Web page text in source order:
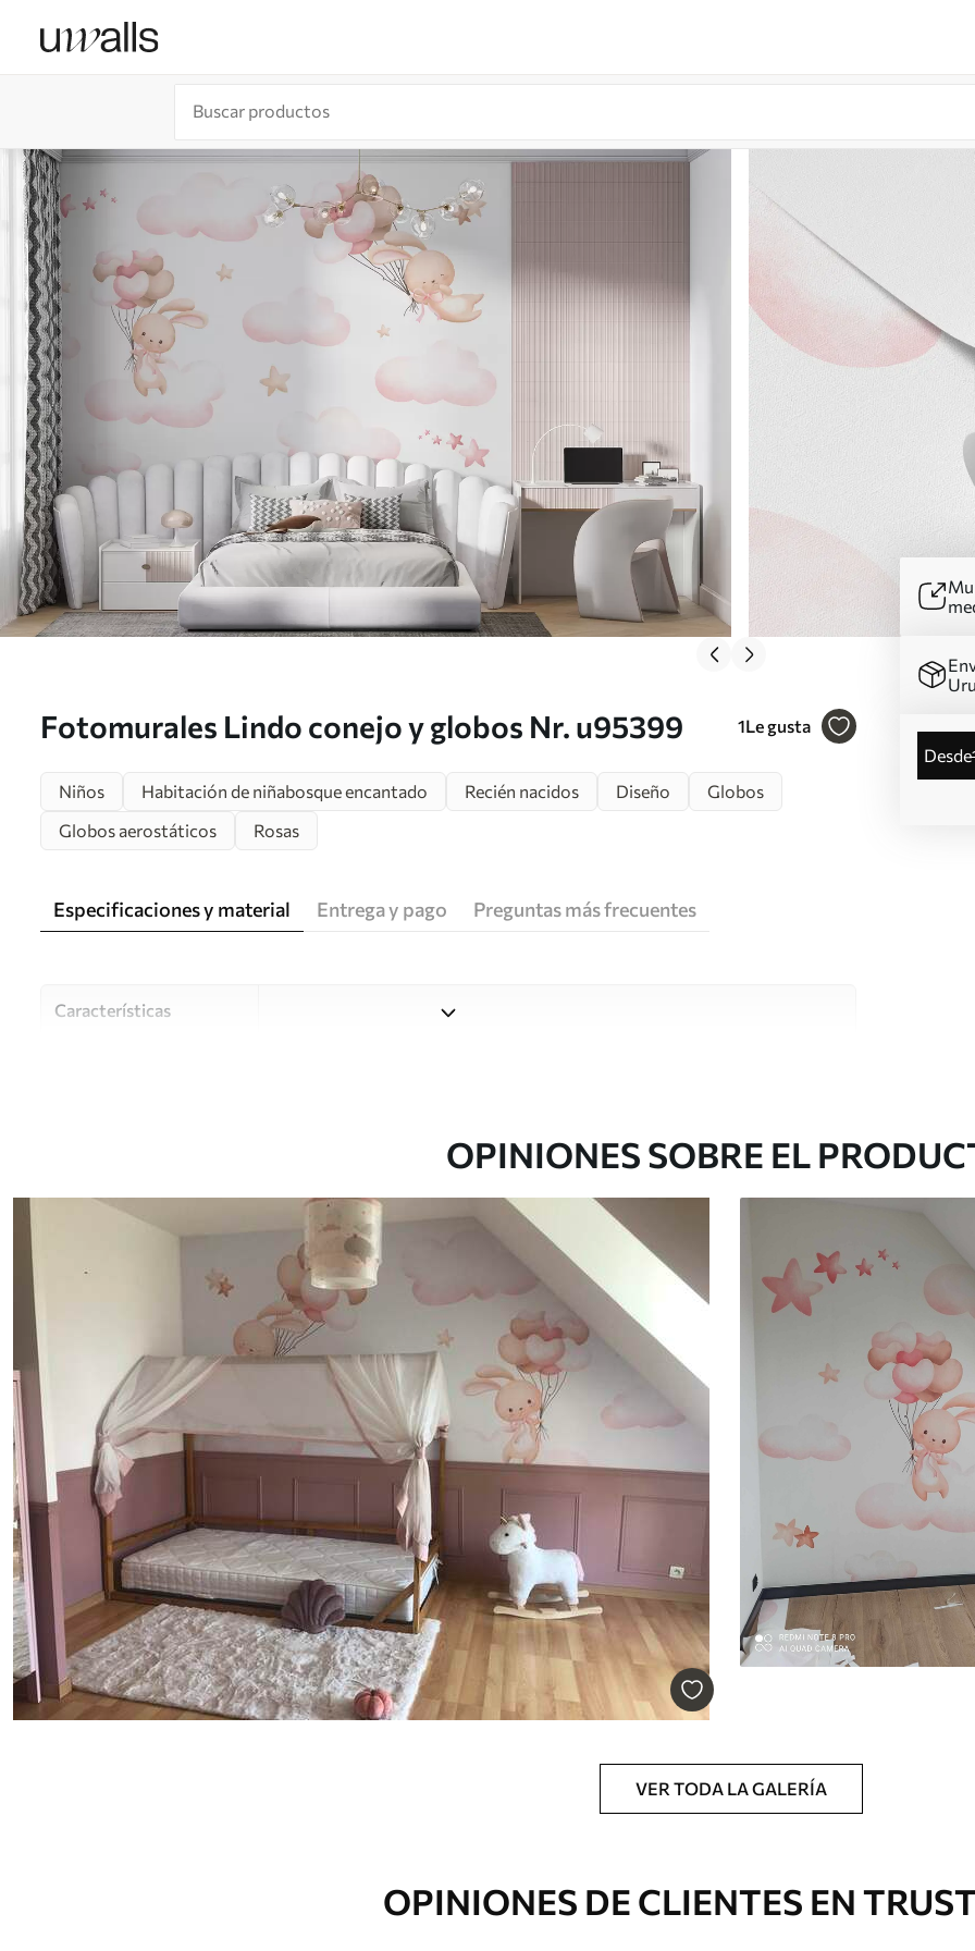
Fotomurales Lindo conejo y globos Nr. u95399 1Le gusta
desde
Niños
Habitación de niñabosque encantado Recién nacidos Diseño
Globos
Globos aerostáticos
Rosas
Especificaciones y material Entrega y pago Preguntas más frecuentes
Características
Estudio de diseño Uwalls
Número de artículo u95399
Producción Impreso bajo pedido y entregado en rollos de hasta 50 cm de ancho.
Disponible con recubrimiento de barniz y/o adhesivo para empapelar.
Limpieza
Se puede limpiar suavemente con una esponja suave. Los murales de pared
con recubrimiento de barniz pueden limpiarse con agua.
Método de aplicación
Hasta 360 cm de altura: aplicación sin juntas.
Más de 360 cm de altura: aplicación con solapamiento.
Materiales disponibles
Estándar
1508.33905.00$U/m²
Premium
1808.331085.00$U
Vinilo Premium
1990 .001194 .00$U /m²
OPINIONES SOBRE EL
VER TODA LA GALERÍA
OPINIONES DE CLIENTES EN